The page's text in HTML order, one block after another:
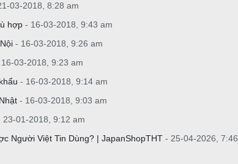
03-2018, 8:28 am
hợp - 16-03-2018, 9:43 am
- 16-03-2018, 9:26 am
03-2018, 9:23 am
- 16-03-2018, 9:14 am
- 16-03-2018, 9:03 am
23-01-2018, 9:12 am
Người Việt Tin Dùng? | JapanShopTHT - 25-04-2026, 7:46